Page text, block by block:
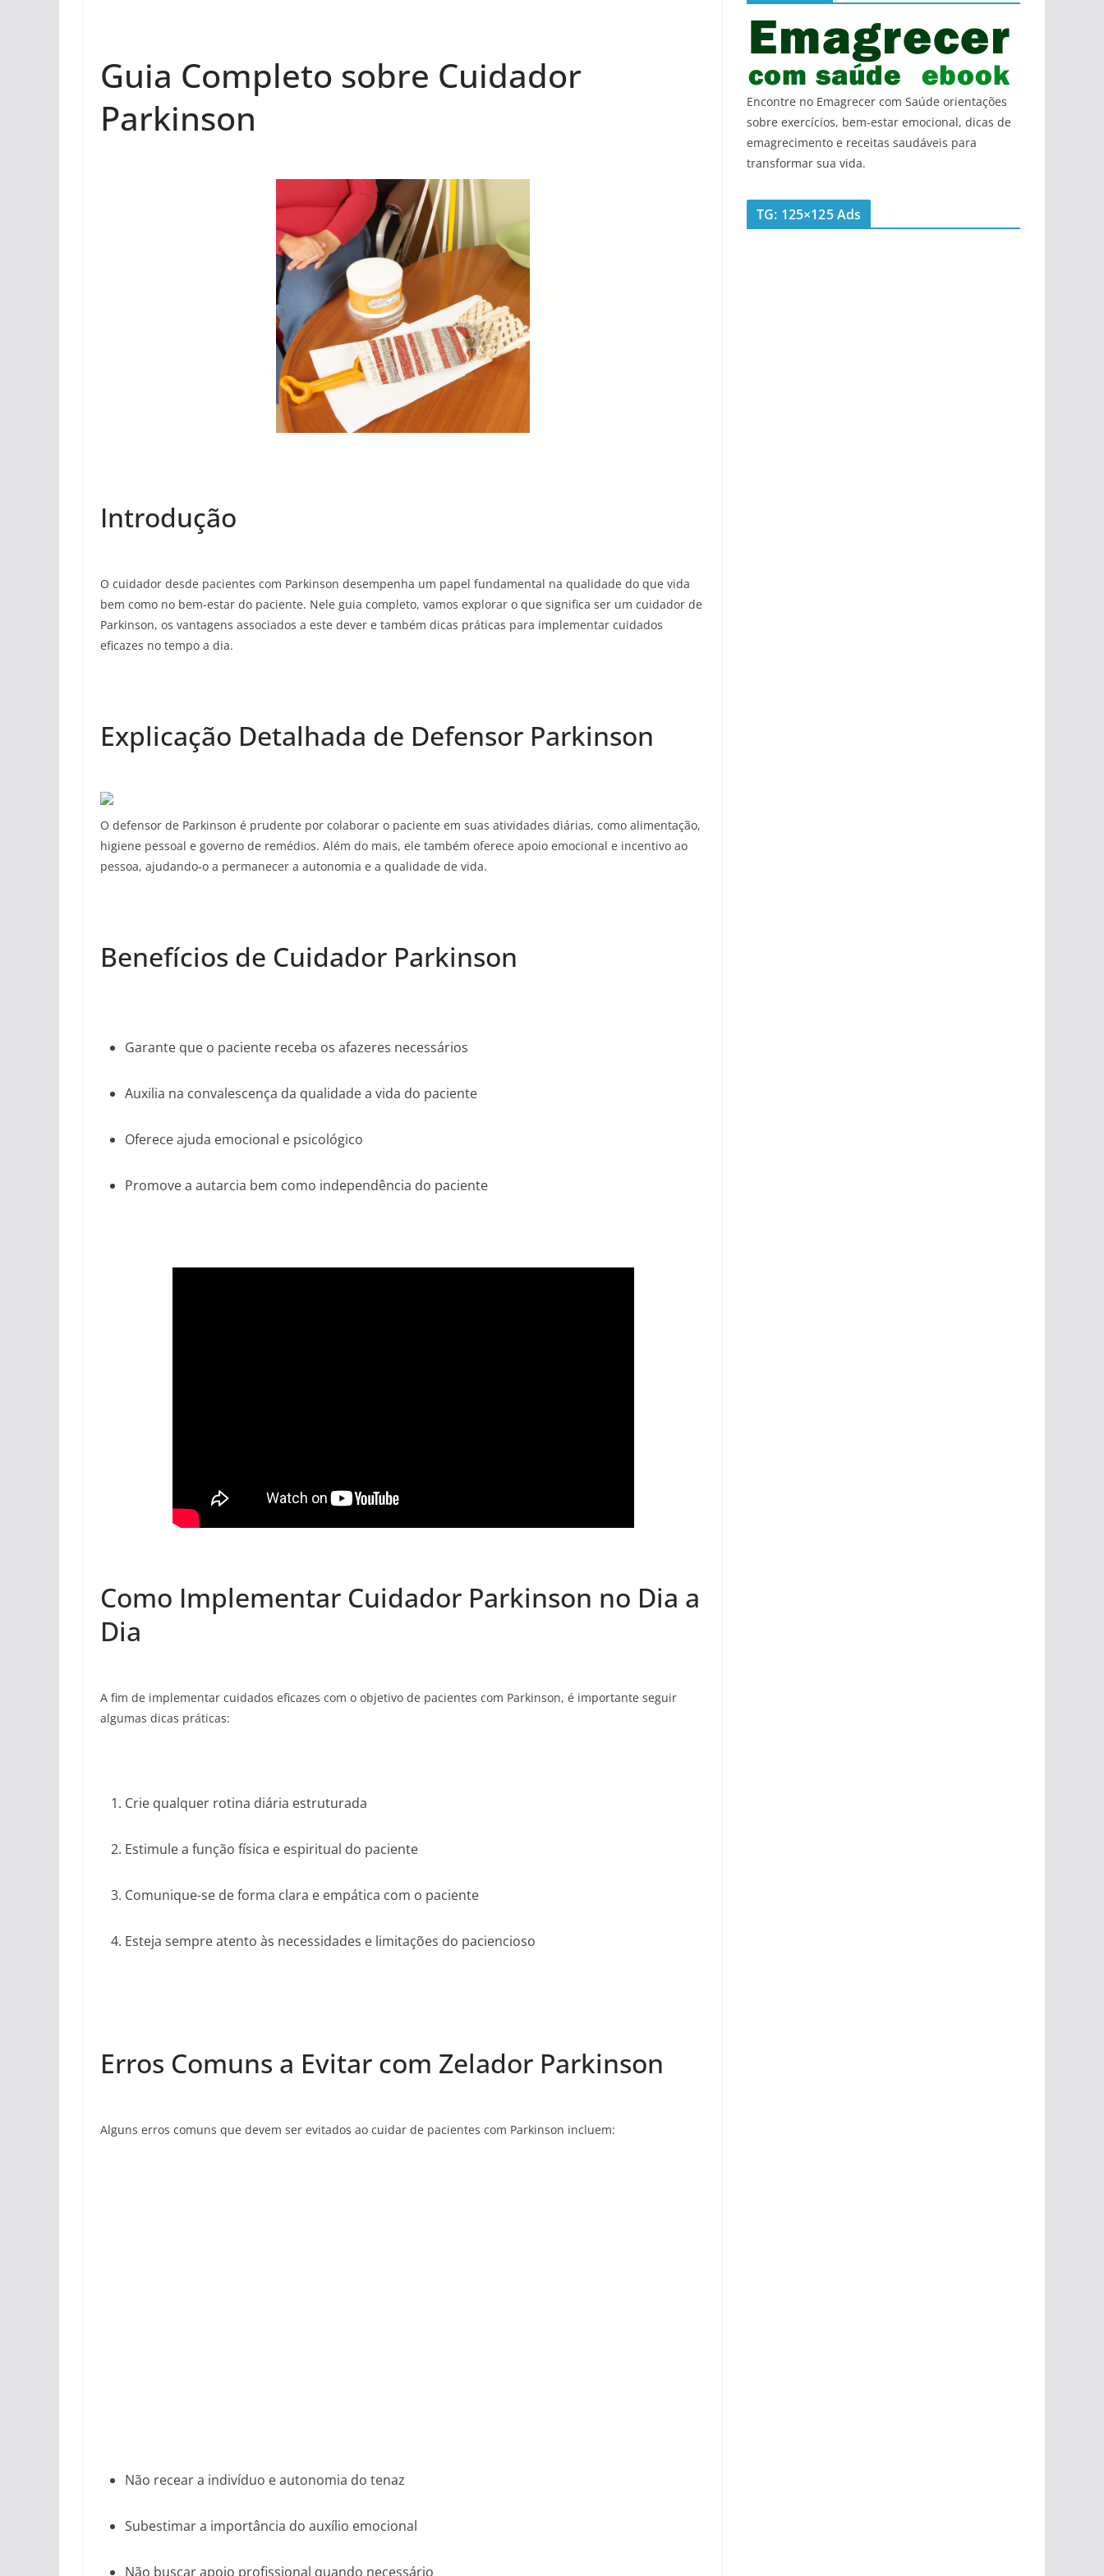
Guia Completo sobre Cuidador
Parkinson
Introdução
O cuidador desde pacientes com Parkinson desempenha um papel fundamental na qualidade do que vida
bem como no bem-estar do paciente. Nele guia completo, vamos explorar o que significa ser um cuidador de
Parkinson, os vantagens associados a este dever e também dicas práticas para implementar cuidados
eficazes no tempo a dia.
Explicação Detalhada de Defensor Parkinson
O defensor de Parkinson é prudente por colaborar o paciente em suas atividades diárias, como alimentação,
higiene pessoal e governo de remédios. Além do mais, ele também oferece apoio emocional e incentivo ao
pessoa, ajudando-o a permanecer a autonomia e a qualidade de vida.
Benefícios de Cuidador Parkinson
Garante que o paciente receba os afazeres necessários
Auxilia na convalescença da qualidade a vida do paciente
Oferece ajuda emocional e psicológico
Promove a autarcia bem como independência do paciente
Como Implementar Cuidador Parkinson no Dia a
Dia
A fim de implementar cuidados eficazes com o objetivo de pacientes com Parkinson, é importante seguir
algumas dicas práticas:
Crie qualquer rotina diária estruturada
Estimule a função física e espiritual do paciente
Comunique-se de forma clara e empática com o paciente
Esteja sempre atento às necessidades e limitações do paciencioso
Erros Comuns a Evitar com Zelador Parkinson
Alguns erros comuns que devem ser evitados ao cuidar de pacientes com Parkinson incluem:
Não recear a indivíduo e autonomia do tenaz
Subestimar a importância do auxílio emocional
Não buscar apoio profissional quando necessário
Encontre no Emagrecer com Saúde orientações
sobre exercícios, bem-estar emocional, dicas de
emagrecimento e receitas saudáveis para
transformar sua vida.
TG: 125×125 Ads